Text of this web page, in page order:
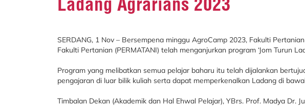
SERDANG, 1 Nov – Bersempena minggu AgroCamp 2023, Fakulti
Fakulti Pertanian (PERMATANI) telah menganjurkan program ‘Jom Turun
Program yang melibatkan semua pelajar baharu itu telah dijalankan
pengajaran di luar bilik kuliah serta dapat memperkenalkan Ladang di
Timbalan Dekan (Akademik dan Hal Ehwal Pelajar), YBrs. Prof. Madya Dr.